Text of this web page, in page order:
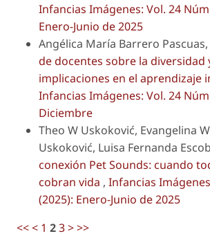
Infancias Imágenes: Vol. 24
Enero-Junio de 2025
Angélica María Barrero Pascuas,
de docentes sobre la diversidad
implicaciones en el aprendizaje
Infancias Imágenes: Vol. 24
Diciembre
Theo W Uskoković, Evangelina
Uskoković, Luisa Fernanda
conexión Pet Sounds: cuando
cobran vida , Infancias
(2025): Enero-Junio de 2025
<<< 1 23>>>